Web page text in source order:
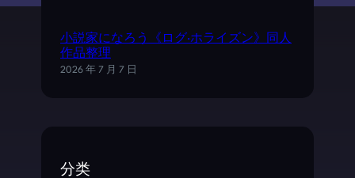
小説家になろう《ログ·ホライズン》同人
作品整理
2026 年 7 月 7 日
分类